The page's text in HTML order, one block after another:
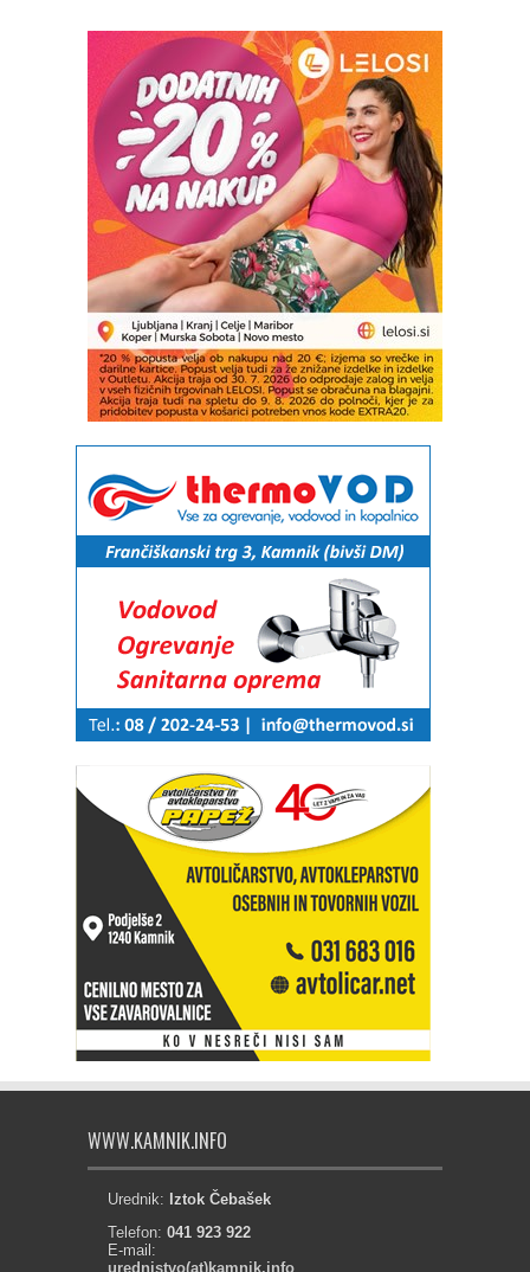
WWW.KAMNIK.INFO
Urednik: Iztok Čebašek
Telefon: 041 923 922
E-mail:
urednistvo(at)kamnik.info